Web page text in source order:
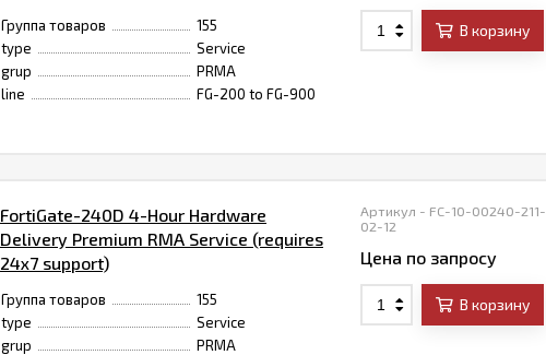
Группа товаров
155
type
Service
grup
PRMA
line
FG-200 to FG-900
В корзину
FortiGate-240D 4-Hour Hardware
Delivery Premium RMA Service (requires
24x7 support)
Группа товаров
155
type
Service
grup
PRMA
Артикул - FC-10-00240-211-
02-12
Цена по запросу
В корзину